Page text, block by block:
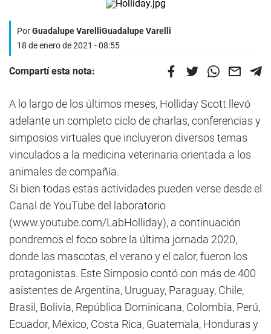
PorGuadalupe VarelliGuadalupe Varelli
18 de enero de 2021 - 08:55
Compartí esta nota:
A lo largo de los últimos meses, Holliday Scott llevó
adelante un completo ciclo de charlas, conferencias y
simposios virtuales que incluyeron diversos temas
vinculados a la medicina veterinaria orientada a los
animales de compañía.
Si bien todas estas actividades pueden verse desde el
Canal de YouTube del laboratorio
(www.youtube.com/LabHolliday), a continuación
pondremos el foco sobre la última jornada 2020,
donde las mascotas, el verano y el calor, fueron los
protagonistas. Este Simposio contó con más de 400
asistentes de Argentina, Uruguay, Paraguay, Chile,
Brasil, Bolivia, República Dominicana, Colombia, Perú,
Ecuador, México, Costa Rica, Guatemala, Honduras y